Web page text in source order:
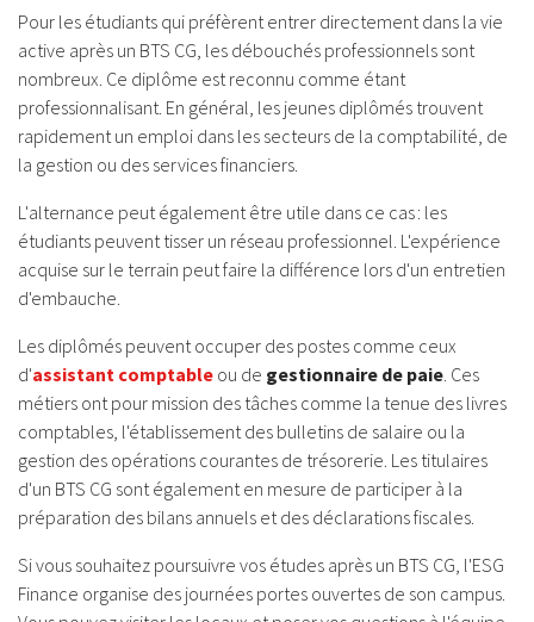
Pour les étudiants qui préfèrent entrer directement dans la vie
active après un BTS CG, les débouchés professionnels sont
nombreux. Ce diplôme est reconnu comme étant
professionnalisant. En général, les jeunes diplômés trouvent
rapidement un emploi dans les secteurs de la comptabilité, de
la gestion ou des services financiers.
L'alternance peut également être utile dans ce cas : les
étudiants peuvent tisser un réseau professionnel. L'expérience
acquise sur le terrain peut faire la différence lors d'un entretien
d'embauche.
Les diplômés peuvent occuper des postes comme ceux
d'assistant comptable ou de gestionnaire de paie. Ces
métiers ont pour mission des tâches comme la tenue des livres
comptables, l'établissement des bulletins de salaire ou la
gestion des opérations courantes de trésorerie. Les titulaires
d'un BTS CG sont également en mesure de participer à la
préparation des bilans annuels et des déclarations fiscales.
Si vous souhaitez poursuivre vos études après un BTS CG, l'ESG
Finance organise des journées portes ouvertes de son campus.